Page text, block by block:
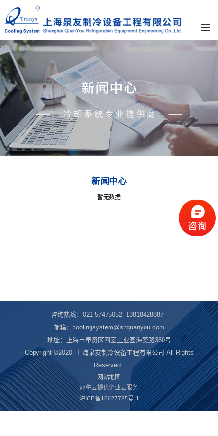
新闻中心
暂无数据
咨询热线：021-57475052 13818428887
邮箱：coolingsystem@shquanyou.com
地址：上海市奉贤区四团工业园海奕路360号
Copyright ©2020
上海泉友制冷设备工程有限公司 All Rights
Reserved.
网站地图
犀牛云提供企业云服务
沪ICP备16027735号-1